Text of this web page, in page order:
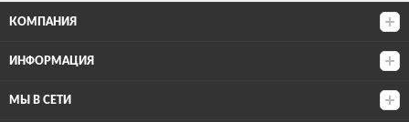
КОМПАНИЯ
ИНФОРМАЦИЯ
МЫ В СЕТИ